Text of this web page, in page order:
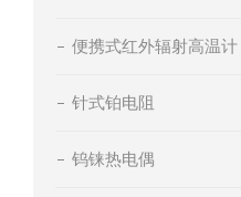
便携式红外辐射高温计
针式铂电阻
钨铼热电偶